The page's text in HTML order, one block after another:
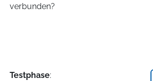
verbunden?
Testphase: